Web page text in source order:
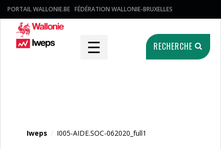
PORTAIL WALLONIE.BE FÉDÉRATION WALLONIE-BRUXELLES
☰ RECHERCHE
Iweps / I005-AIDE.SOC-062020_full1